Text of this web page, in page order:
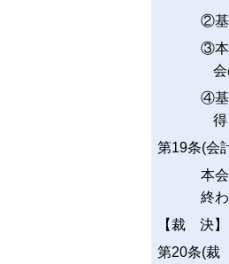
②基
③本
④基
第19条(会
本
終
【裁 決】
第20条(